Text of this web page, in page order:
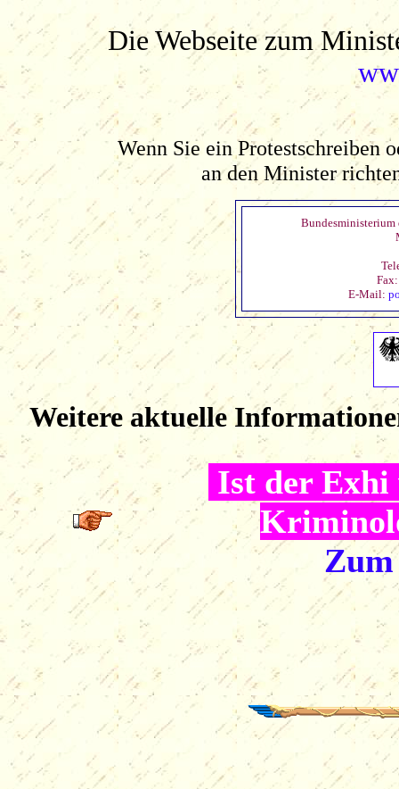
Die Webseite zum
Wenn Sie ein Protestschreiben
an den Minister
Bundesministerium
E-Mail:
Weitere aktuelle
Ist der